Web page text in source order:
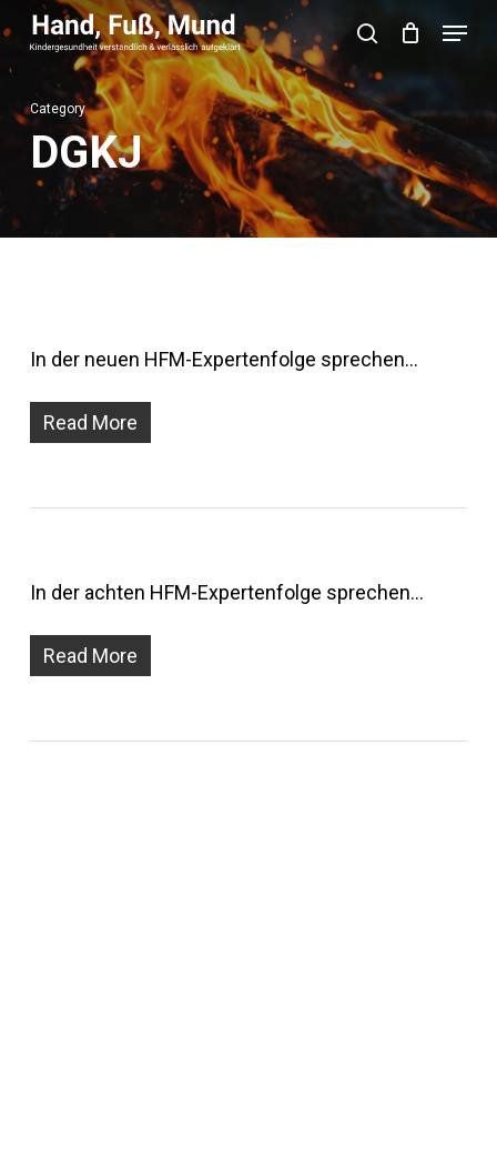
Skip
content
search
Menu
Category
DGKJ
In der neuen HFM-Expertenfolge sprechen…
Read More
In der achten HFM-Expertenfolge sprechen…
Read More